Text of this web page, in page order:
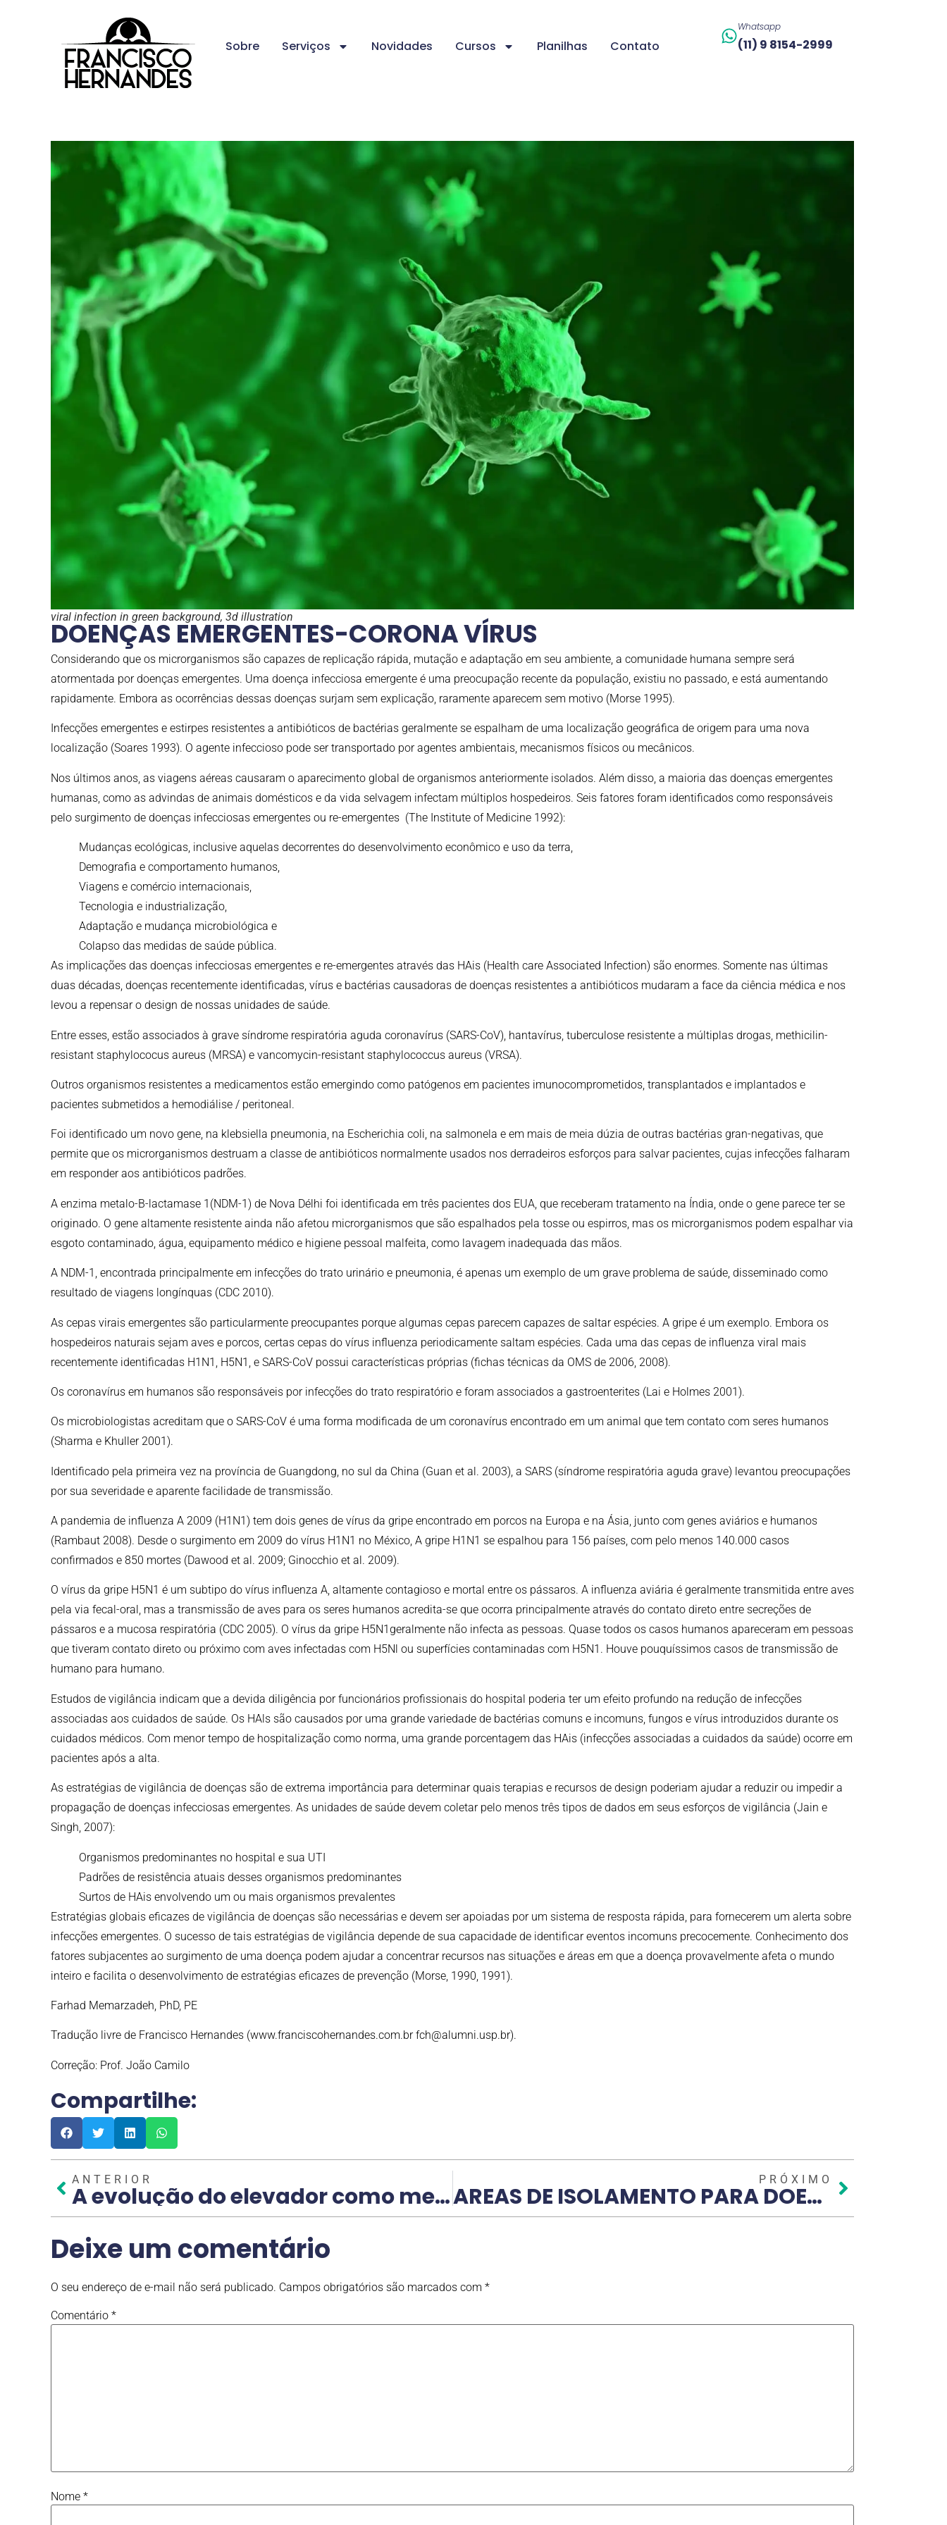
Sobre Serviços Novidades Cursos Planilhas Contato
Whatsapp
(11) 9 8154-2999
viral infection in green background, 3d illustration
DOENÇAS EMERGENTES-CORONA VÍRUS
Considerando que os microrganismos são capazes de replicação rápida, mutação e adaptação em seu ambiente, a comunidade humana sempre será
atormentada por doenças emergentes. Uma doença infecciosa emergente é uma preocupação recente da população, existiu no passado, e está aumentando
rapidamente. Embora as ocorrências dessas doenças surjam sem explicação, raramente aparecem sem motivo (Morse 1995).
Infecções emergentes e estirpes resistentes a antibióticos de bactérias geralmente se espalham de uma localização geográfica de origem para uma nova
localização (Soares 1993). O agente infeccioso pode ser transportado por agentes ambientais, mecanismos físicos ou mecânicos.
Nos últimos anos, as viagens aéreas causaram o aparecimento global de organismos anteriormente isolados. Além disso, a maioria das doenças emergentes
humanas, como as advindas de animais domésticos e da vida selvagem infectam múltiplos hospedeiros. Seis fatores foram identificados como responsáveis ​​
pelo surgimento de doenças infecciosas emergentes ou re-emergentes (The Institute of Medicine 1992):
Mudanças ecológicas, inclusive aquelas decorrentes do desenvolvimento econômico e uso da terra,
Demografia e comportamento humanos,
Viagens e comércio internacionais,
Tecnologia e industrialização,
Adaptação e mudança microbiológica e
Colapso das medidas de saúde pública.
As implicações das doenças infecciosas emergentes e re-emergentes através das HAis (Health care Associated Infection) são enormes. Somente nas últimas
duas décadas, doenças recentemente identificadas, vírus e bactérias causadoras de doenças resistentes a antibióticos mudaram a face da ciência médica e nos
levou a repensar o design de nossas unidades de saúde.
Entre esses, estão associados à grave síndrome respiratória aguda coronavírus (SARS-CoV), hantavírus, tuberculose resistente a múltiplas drogas, methicilin-
resistant staphylococus aureus (MRSA) e vancomycin-resistant staphylococcus aureus (VRSA).
Outros organismos resistentes a medicamentos estão emergindo como patógenos em pacientes imunocomprometidos, transplantados e implantados e
pacientes submetidos a hemodiálise / peritoneal.
Foi identificado um novo gene, na klebsiella pneumonia, na Escherichia coli, na salmonela e em mais de meia dúzia de outras bactérias gran-negativas, que
permite que os microrganismos destruam a classe de antibióticos normalmente usados ​​nos derradeiros esforços para salvar pacientes, cujas infecções falharam
em responder aos antibióticos padrões.
A enzima metalo-B-lactamase 1(NDM-1) de Nova Délhi foi identificada em três pacientes dos EUA, que receberam tratamento na Índia, onde o gene parece ter se
originado. O gene altamente resistente ainda não afetou microrganismos que são espalhados pela tosse ou espirros, mas os microrganismos podem espalhar via
esgoto contaminado, água, equipamento médico e higiene pessoal malfeita, como lavagem inadequada das mãos.
A NDM-1, encontrada principalmente em infecções do trato urinário e pneumonia, é apenas um exemplo de um grave problema de saúde, disseminado como
resultado de viagens longínquas (CDC 2010).
As cepas virais emergentes são particularmente preocupantes porque algumas cepas parecem capazes de saltar espécies. A gripe é um exemplo. Embora os
hospedeiros naturais sejam aves e porcos, certas cepas do vírus influenza periodicamente saltam espécies. Cada uma das cepas de influenza viral mais
recentemente identificadas H1N1, H5N1, e SARS-CoV possui características próprias (fichas técnicas da OMS de 2006, 2008).
Os coronavírus em humanos são responsáveis ​​por infecções do trato respiratório e foram associados a gastroenterites (Lai e Holmes 2001).
Os microbiologistas acreditam que o SARS-CoV é uma forma modificada de um coronavírus encontrado em um animal que tem contato com seres humanos
(Sharma e Khuller 2001).
Identificado pela primeira vez na província de Guangdong, no sul da China (Guan et al. 2003), a SARS (síndrome respiratória aguda grave) levantou preocupações
por sua severidade e aparente facilidade de transmissão.
A pandemia de influenza A 2009 (H1N1) tem dois genes de vírus da gripe encontrado em porcos na Europa e na Ásia, junto com genes aviários e humanos
(Rambaut 2008). Desde o surgimento em 2009 do vírus H1N1 no México, A gripe H1N1 se espalhou para 156 países, com pelo menos 140.000 casos
confirmados e 850 mortes (Dawood et al. 2009; Ginocchio et al. 2009).
O vírus da gripe H5N1 é um subtipo do vírus influenza A, altamente contagioso e mortal entre os pássaros. A influenza aviária é geralmente transmitida entre aves
pela via fecal-oral, mas a transmissão de aves para os seres humanos acredita-se que ocorra principalmente através do contato direto entre secreções de
pássaros e a mucosa respiratória (CDC 2005). O vírus da gripe H5N1geralmente não infecta as pessoas. Quase todos os casos humanos apareceram em pessoas
que tiveram contato direto ou próximo com aves infectadas com H5Nl ou superfícies contaminadas com H5N1. Houve pouquíssimos casos de transmissão de
humano para humano.
Estudos de vigilância indicam que a devida diligência por funcionários profissionais do hospital poderia ter um efeito profundo na redução de infecções
associadas aos cuidados de saúde. Os HAls são causados ​​por uma grande variedade de bactérias comuns e incomuns, fungos e vírus introduzidos durante os
cuidados médicos. Com menor tempo de hospitalização como norma, uma grande porcentagem das HAis (infecções associadas a cuidados da saúde) ocorre em
pacientes após a alta.
As estratégias de vigilância de doenças são de extrema importância para determinar quais terapias e recursos de design poderiam ajudar a reduzir ou impedir a
propagação de doenças infecciosas emergentes. As unidades de saúde devem coletar pelo menos três tipos de dados em seus esforços de vigilância (Jain e
Singh, 2007):
Organismos predominantes no hospital e sua UTI
Padrões de resistência atuais desses organismos predominantes
Surtos de HAis envolvendo um ou mais organismos prevalentes
Estratégias globais eficazes de vigilância de doenças são necessárias e devem ser apoiadas por um sistema de resposta rápida, para fornecerem um alerta sobre
infecções emergentes. O sucesso de tais estratégias de vigilância depende de sua capacidade de identificar eventos incomuns precocemente. Conhecimento dos
fatores subjacentes ao surgimento de uma doença podem ajudar a concentrar recursos nas situações e áreas em que a doença provavelmente afeta o mundo
inteiro e facilita o desenvolvimento de estratégias eficazes de prevenção (Morse, 1990, 1991).
Farhad Memarzadeh, PhD, PE
Tradução livre de Francisco Hernandes (www.franciscohernandes.com.br fch@alumni.usp.br).
Correção: Prof. João Camilo
Compartilhe:
ANTERIOR
A evolução do elevador como meio de evacuação
PRÓXIMO
AREAS DE ISOLAMENTO PARA DOENTES COM CORONA VÍRUS
Deixe um comentário
O seu endereço de e-mail não será publicado. Campos obrigatórios são marcados com *
Comentário *
Nome *